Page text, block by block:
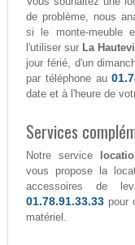
de problème, nous
si le monte-meuble
l'utiliser sur La
jour férié, d'un
par téléphone au
date et à l'heure de
Services
Notre service
vous propose la
accessoires de
01.78.91.33.33 pour
matériel.